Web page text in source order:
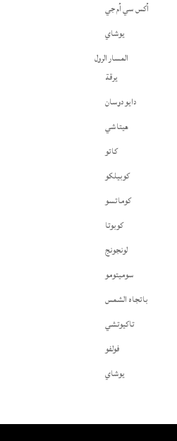
أكس سي أم جي
يوشاي
المسار الرول
يرقة
دايو دوسان
هيتاشي
كاتو
كوبيلكو
كوماتسو
كوبوتا
لونجونج
سوميتومو
باتجاه الشمس
تاكيوتشي
فولفو
يوشاي